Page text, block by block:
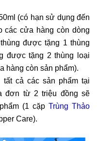
(có hạn sử dụng đến
các cửa hàng còn dòng
được tặng 1 thùng
được tặng 2 thùng loại
hàng còn sản phẩm).
tất cả các sản phẩm tại
đơn từ 2 triệu đồng sẽ
(1 cặp Trùng Thảo
Care).